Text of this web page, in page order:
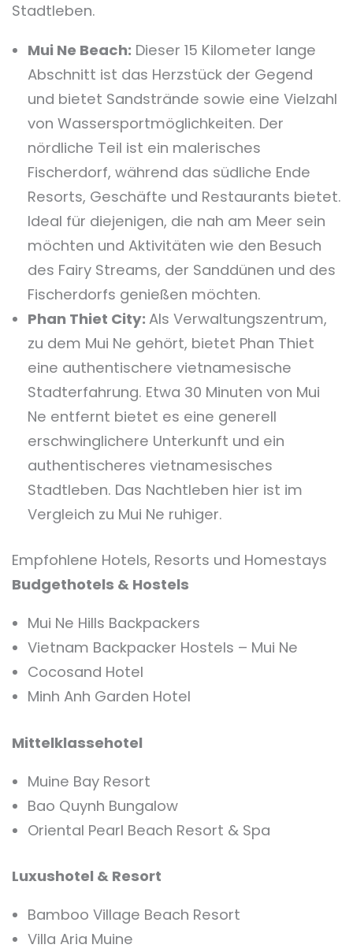
Stadtleben.
Mui Ne Beach: Dieser 15 Kilometer lange
Abschnitt ist das Herzstück der Gegend
und bietet Sandstrände sowie eine Vielzahl
von Wassersportmöglichkeiten. Der
nördliche Teil ist ein malerisches
Fischerdorf, während das südliche Ende
Resorts, Geschäfte und Restaurants bietet.
Ideal für diejenigen, die nah am Meer sein
möchten und Aktivitäten wie den Besuch
des Fairy Streams, der Sanddünen und des
Fischerdorfs genießen möchten.
Phan Thiet City: Als Verwaltungszentrum,
zu dem Mui Ne gehört, bietet Phan Thiet
eine authentischere vietnamesische
Stadterfahrung. Etwa 30 Minuten von Mui
Ne entfernt bietet es eine generell
erschwinglichere Unterkunft und ein
authentischeres vietnamesisches
Stadtleben. Das Nachtleben hier ist im
Vergleich zu Mui Ne ruhiger.
Empfohlene Hotels, Resorts und Homestays
Budgethotels & Hostels
Mui Ne Hills Backpackers
Vietnam Backpacker Hostels – Mui Ne
Cocosand Hotel
Minh Anh Garden Hotel
Mittelklassehotel
Muine Bay Resort
Bao Quynh Bungalow
Oriental Pearl Beach Resort & Spa
Luxushotel & Resort
Bamboo Village Beach Resort
Villa Aria Muine